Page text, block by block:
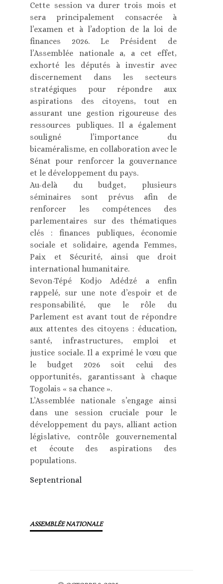
Cette session va durer trois mois et
sera principalement consacrée à
l’examen et à l’adoption de la loi de
finances 2026. Le Président de
l’Assemblée nationale a, a cet effet,
exhorté les députés à investir avec
discernement dans les secteurs
stratégiques pour répondre aux
aspirations des citoyens, tout en
assurant une gestion rigoureuse des
ressources publiques. Il a également
souligné l’importance du
bicaméralisme, en collaboration avec le
Sénat pour renforcer la gouvernance
et le développement du pays.
Au-delà du budget, plusieurs
séminaires sont prévus afin de
renforcer les compétences des
parlementaires sur des thématiques
clés : finances publiques, économie
sociale et solidaire, agenda Femmes,
Paix et Sécurité, ainsi que droit
international humanitaire.
Sevon-Tépé Kodjo Adédzé a enfin
rappelé, sur une note d’espoir et de
responsabilité, que le rôle du
Parlement est avant tout de répondre
aux attentes des citoyens : éducation,
santé, infrastructures, emploi et
justice sociale. Il a exprimé le vœu que
le budget 2026 soit celui des
opportunités, garantissant à chaque
Togolais « sa chance ».
L’Assemblée nationale s’engage ainsi
dans une session cruciale pour le
développement du pays, alliant action
législative, contrôle gouvernemental
et écoute des aspirations des
populations.
Septentrional
ASSEMBLÉE NATIONALE